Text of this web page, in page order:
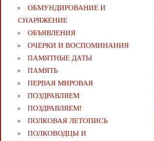
ОБМУНДИРОВАНИЕ И
СНАРЯЖЕНИЕ
ОБЪЯВЛЕНИЯ
ОЧЕРКИ И ВОСПОМИНАНИЯ
ПАМЯТНЫЕ ДАТЫ
ПАМЯТЬ
ПЕРВАЯ МИРОВАЯ
ПОЗДРАВЛЯЕМ
ПОЗДРАВЛЯЕМ!
ПОЛКОВАЯ ЛЕТОПИСЬ
ПОЛКОВОДЦЫ И